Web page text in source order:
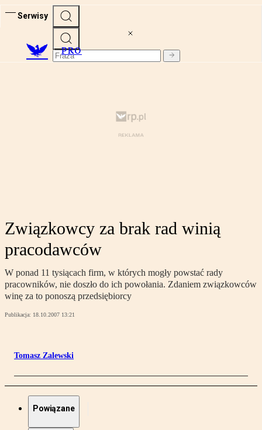
Serwisy
PRO
Związkowcy za brak rad winią
pracodawców
W ponad 11 tysiącach firm, w których mogły powstać rady
pracowników, nie doszło do ich powołania. Zdaniem związkowców
winę za to ponoszą przedsiębiorcy
Publikacja: 18.10.2007 13:21
Tomasz Zalewski
Powiązane